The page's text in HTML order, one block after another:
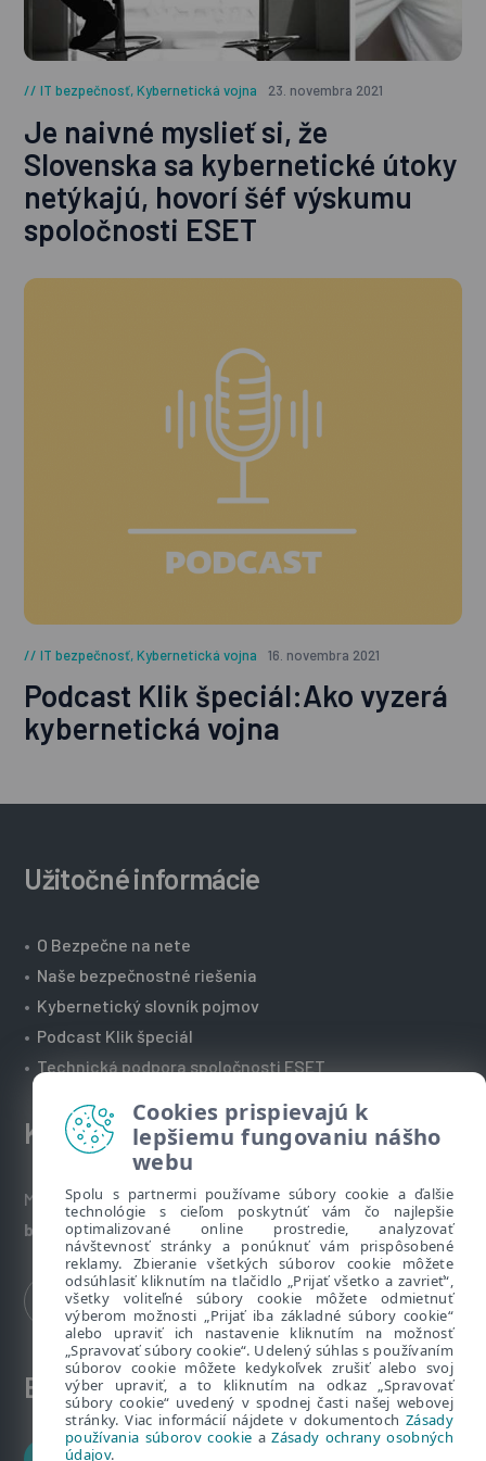
IT bezpečnosť,Kybernetická vojna 23. novembra 2021
Je naivné myslieť si, že
Slovenska sa kybernetické útoky
netýkajú, hovorí šéf výskumu
spoločnosti ESET
IT bezpečnosť,Kybernetická vojna 16. novembra 2021
Podcast Klik špeciál:Ako vyzerá
kybernetická vojna
Užitočné informácie
• O Bezpečne na nete
• Naše bezpečnostné riešenia
• Kybernetický slovník pojmov
• Podcast Klik špeciál
• Technická podpora spoločnosti ESET
Kontakt
Máte nezodpovedané otázky? Napíšte nám:
bezpecnenanete@eset.sk
ESET zákaznícka zóna
Cookies prispievajú k
lepšiemu fungovaniu nášho
webu
Spolu s partnermi používame súbory cookie a ďalšie
technológie s cieľom poskytnúť vám čo najlepšie
optimalizované online prostredie, analyzovať
návštevnosť stránky a ponúknuť vám prispôsobené
reklamy. Zbieranie všetkých súborov cookie môžete
odsúhlasiť kliknutím na tlačidlo „Prijať všetko a zavrieť“,
všetky voliteľné súbory cookie môžete odmietnuť
výberom možnosti „Prijať iba základné súbory cookie“
alebo upraviť ich nastavenie kliknutím na možnosť
„Spravovať súbory cookie“. Udelený súhlas s používaním
súborov cookie môžete kedykoľvek zrušiť alebo svoj
výber upraviť, a to kliknutím na odkaz „Spravovať
súbory cookie“ uvedený v spodnej časti našej webovej
stránky. Viac informácií nájdete v dokumentoch Zásady
používania súborov cookie aZásady ochrany osobných
údajov.